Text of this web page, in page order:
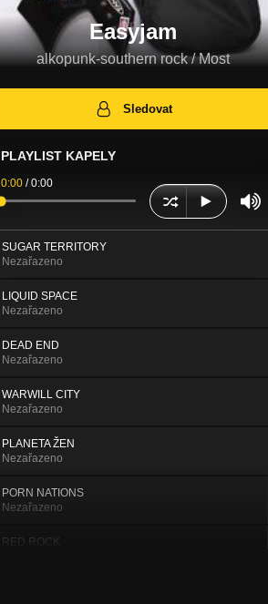
Easyjam
alkopunk-southern rock / Most
Sledovat
PLAYLIST KAPELY
0:00 /0:00
SUGAR TERRITORY
Nezařazeno
LIQUID SPACE
Nezařazeno
DEAD END
Nezařazeno
WARWILL CITY
Nezařazeno
PLANETA ŽEN
Nezařazeno
PORN NATIONS
Nezařazeno
RED ROCK